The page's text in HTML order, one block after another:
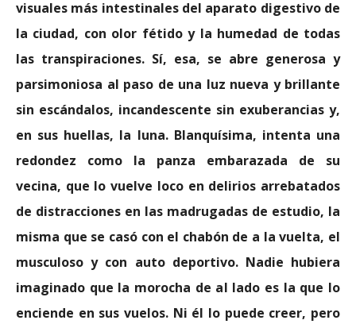
visuales más intestinales del aparato digestivo de
la ciudad, con olor fétido y la humedad de todas
las transpiraciones. Sí, esa, se abre generosa y
parsimoniosa al paso de una luz nueva y brillante
sin escándalos, incandescente sin exuberancias y,
en sus huellas, la luna. Blanquísima, intenta una
redondez como la panza embarazada de su
vecina, que lo vuelve loco en delirios arrebatados
de distracciones en las madrugadas de estudio, la
misma que se casó con el chabón de a la vuelta, el
musculoso y con auto deportivo. Nadie hubiera
imaginado que la morocha de al lado es la que lo
enciende en sus vuelos. Ni él lo puede creer, pero